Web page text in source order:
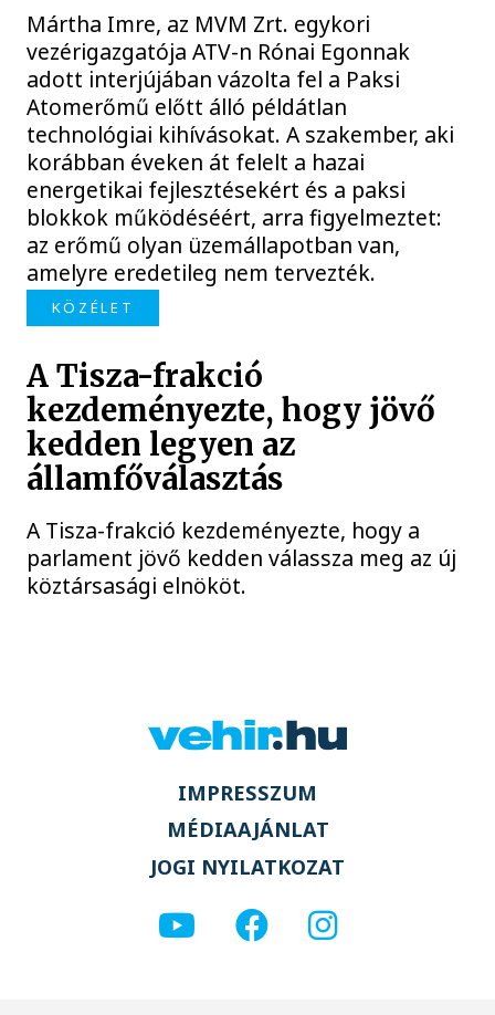
Mártha Imre, az MVM Zrt. egykori
vezérigazgatója ATV-n Rónai Egonnak
adott interjújában vázolta fel a Paksi
Atomerőmű előtt álló példátlan
technológiai kihívásokat. A szakember, aki
korábban éveken át felelt a hazai
energetikai fejlesztésekért és a paksi
blokkok működéséért, arra figyelmeztet:
az erőmű olyan üzemállapotban van,
amelyre eredetileg nem tervezték.
KÖZÉLET
A Tisza-frakció
kezdeményezte, hogy jövő
kedden legyen az
államfőválasztás
A Tisza-frakció kezdeményezte, hogy a
parlament jövő kedden válassza meg az új
köztársasági elnököt.
IMPRESSZUM
MÉDIAAJÁNLAT
JOGI NYILATKOZAT